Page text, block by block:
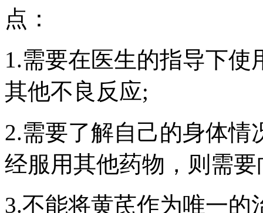
点：
1.需要在医生的指导下
其他不良反应;
2.需要了解自己的身体
经服用其他药物，则需
3.不能将黄芪作为唯一